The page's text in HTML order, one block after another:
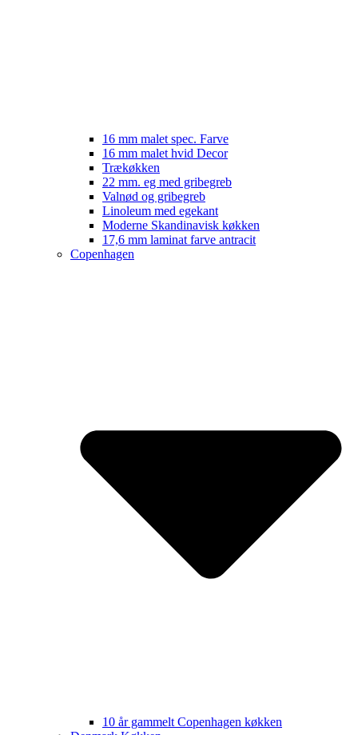
16 mm malet spec. Farve
16 mm malet hvid Decor
Trækøkken
22 mm. eg med gribegreb
Valnød og gribegreb
Linoleum med egekant
Moderne Skandinavisk køkken
17,6 mm laminat farve antracit
Copenhagen
10 år gammelt Copenhagen køkken